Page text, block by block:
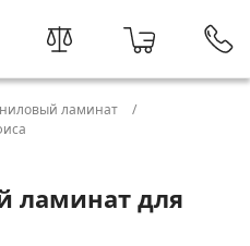
ламинат
ламинат для